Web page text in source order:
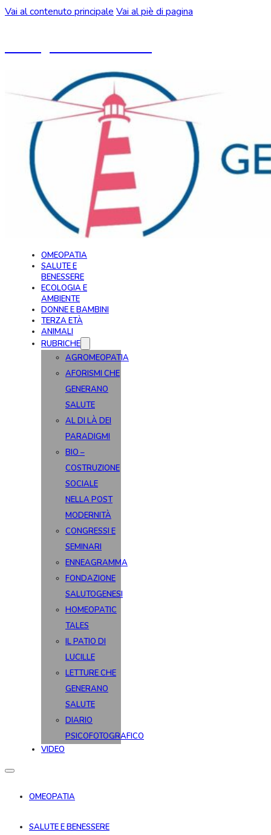
Vai al contenuto principale Vai al piè di pagina
OMEOPATIA
SALUTE E
BENESSERE
ECOLOGIA E
AMBIENTE
DONNE E BAMBINI
TERZA ETÀ
ANIMALI
RUBRICHE
AGROMEOPATIA
AFORISMI CHE
GENERANO
SALUTE
AL DI LÀ DEI
PARADIGMI
BIO –
COSTRUZIONE
SOCIALE
NELLA POST
MODERNITÀ
CONGRESSI E
SEMINARI
ENNEAGRAMMA
FONDAZIONE
SALUTOGENESI
HOMEOPATIC
TALES
IL PATIO DI
LUCILLE
LETTURE CHE
GENERANO
SALUTE
DIARIO
PSICOFOTOGRAFICO
VIDEO
OMEOPATIA
SALUTE E BENESSERE